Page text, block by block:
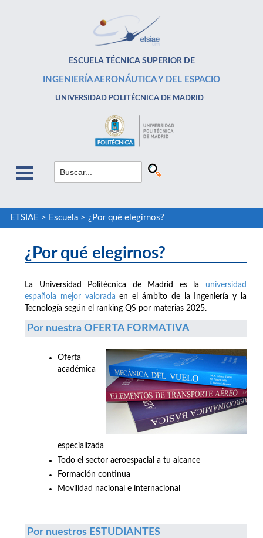
ESCUELA TÉCNICA SUPERIOR DE
INGENIERÍA AERONÁUTICA Y DEL ESPACIO
UNIVERSIDAD POLITÉCNICA DE MADRID
ETSIAE > Escuela> ¿Por qué elegirnos?
¿Por qué elegirnos?
La Universidad Politécnica de Madrid es la universidad
española mejor valorada en el ámbito de la Ingeniería y la
Tecnología según el ranking QS por materias 2025.
Por nuestra OFERTA FORMATIVA
Oferta
académica
especializada
Todo el sector aeroespacial a tu alcance
Formación continua
Movilidad nacional e internacional
Por nuestros ESTUDIANTES